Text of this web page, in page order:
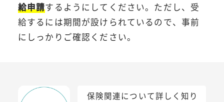
給申請するようにしてください。ただし、受
給するには期間が設けられているので、事前
にしっかりご確認ください。
保険関連について詳しく知り